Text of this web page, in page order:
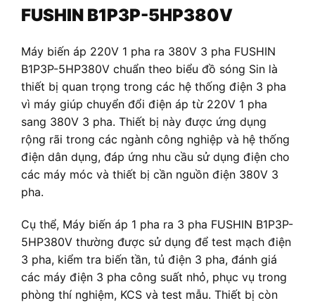
FUSHIN B1P3P-5HP380V
Máy biến áp 220V 1 pha ra 380V 3 pha FUSHIN
B1P3P-5HP380V chuẩn theo biểu đồ sóng Sin là
thiết bị quan trọng trong các hệ thống điện 3 pha
vì máy giúp chuyển đổi điện áp từ 220V 1 pha
sang 380V 3 pha. Thiết bị này được ứng dụng
rộng rãi trong các ngành công nghiệp và hệ thống
điện dân dụng, đáp ứng nhu cầu sử dụng điện cho
các máy móc và thiết bị cần nguồn điện 380V 3
pha.
Cụ thể, Máy biến áp 1 pha ra 3 pha FUSHIN B1P3P-
5HP380V thường được sử dụng để test mạch điện
3 pha, kiểm tra biến tần, tủ điện 3 pha, đánh giá
các máy điện 3 pha công suất nhỏ, phục vụ trong
phòng thí nghiệm, KCS và test mẫu. Thiết bị còn